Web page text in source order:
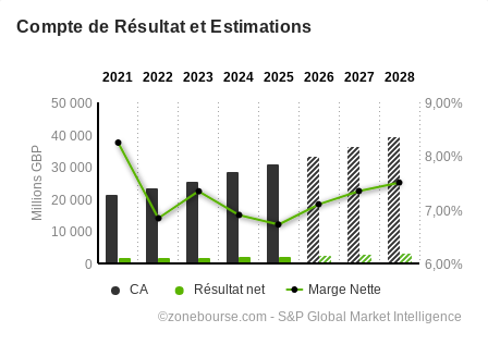
Compte de Résultat et Estimations